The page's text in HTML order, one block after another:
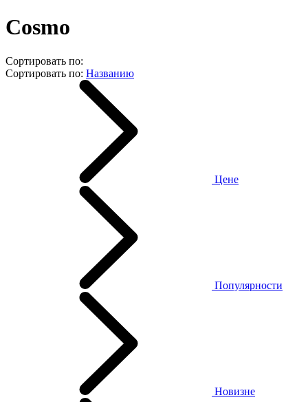
Cosmo
Сортировать по:
Сортировать по: Названию
Цене
Популярности
Новизне